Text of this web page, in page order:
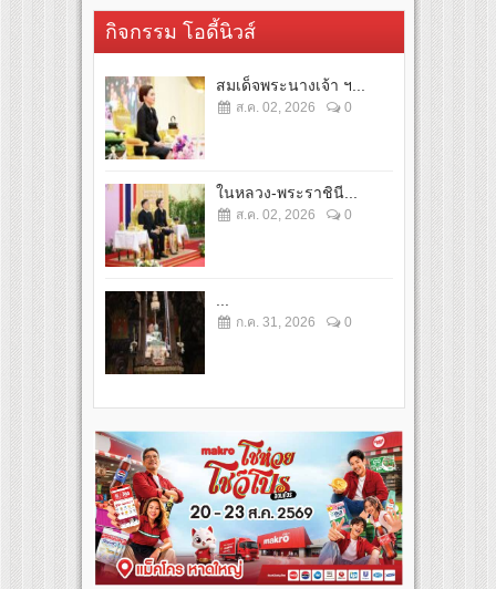
กิจกรรม โอดี้นิวส์
สมเด็จพระนางเจ้า ฯ...
ส.ค. 02, 2026 0
ในหลวง-พระราชินี...
ส.ค. 02, 2026 0
ก.ค. 31, 2026 0